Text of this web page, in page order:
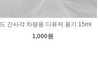
긴사각 차량용 디퓨저 용기 15ml
1,000원